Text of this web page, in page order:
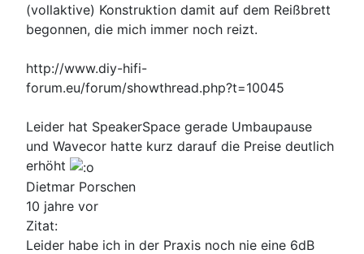
(vollaktive) Konstruktion damit auf dem Reißbrett
begonnen, die mich immer noch reizt.
http://www.diy-hifi-
forum.eu/forum/showthread.php?t=10045
Leider hat SpeakerSpace gerade Umbaupause
und Wavecor hatte kurz darauf die Preise deutlich
erhöht
Dietmar Porschen
10 jahre vor
Zitat:
Leider habe ich in der Praxis noch nie eine 6dB